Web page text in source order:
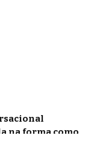
na forma como